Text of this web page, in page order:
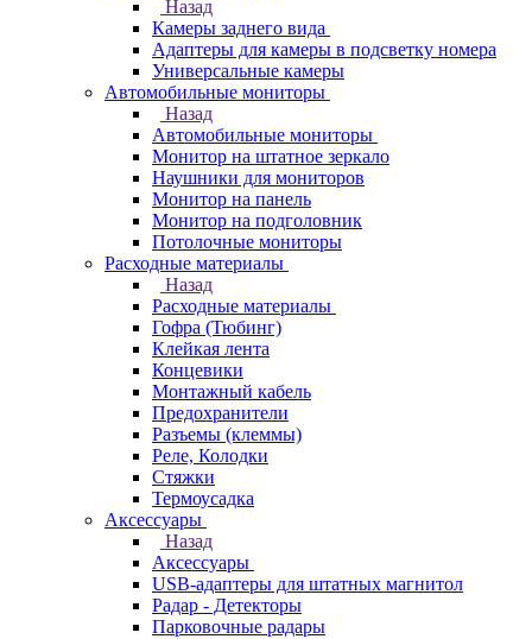
Назад
Камеры заднего вида
Адаптеры для камеры в подсветку номера
Универсальные камеры
Автомобильные мониторы
Назад
Автомобильные мониторы
Монитор на штатное зеркало
Наушники для мониторов
Монитор на панель
Монитор на подголовник
Потолочные мониторы
Расходные материалы
Назад
Расходные материалы
Гофра (Тюбинг)
Клейкая лента
Концевики
Монтажный кабель
Предохранители
Разъемы (клеммы)
Реле, Колодки
Стяжки
Термоусадка
Аксессуары
Назад
Аксессуары
USB-адаптеры для штатных магнитол
Радар - Детекторы
Парковочные радары